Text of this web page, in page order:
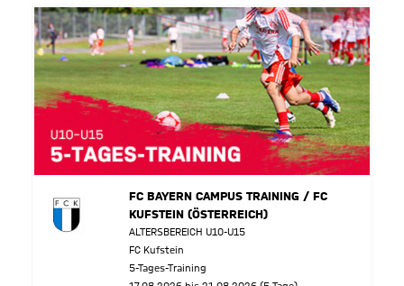
FC BAYERN CAMPUS TRAINING / FC
KUFSTEIN (ÖSTERREICH)
ALTERSBEREICH U10-U15
FC Kufstein
5-Tages-Training